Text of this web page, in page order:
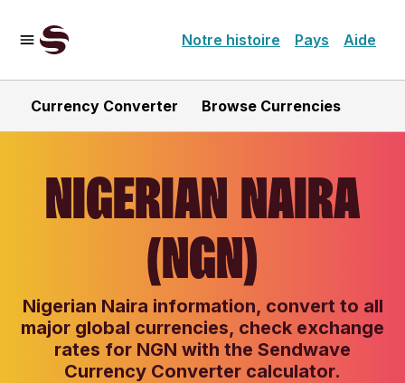
Notre histoire Pays Aide
Currency Converter Browse Currencies
NIGERIAN NAIRA
(NGN)
Nigerian Naira information, convert to all
major global currencies, check exchange
rates for NGN with the Sendwave
Currency Converter calculator.